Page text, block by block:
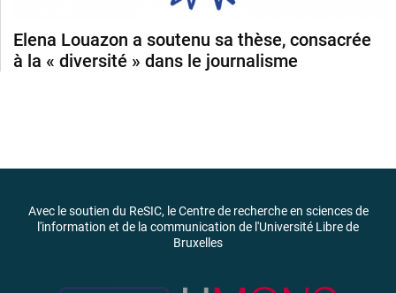
Elena Louazon a soutenu sa thèse, consacrée
à la « diversité » dans le journalisme
Avec le soutien du ReSIC, le Centre de recherche en sciences de
l'information et de la communication de l'Université Libre de
Bruxelles